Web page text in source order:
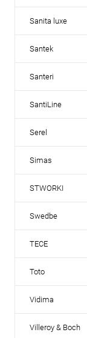
Sanita luxe
Santek
Santeri
SantiLine
Serel
Simas
STWORKI
Swedbe
TECE
Toto
Vidima
Villeroy & Boch